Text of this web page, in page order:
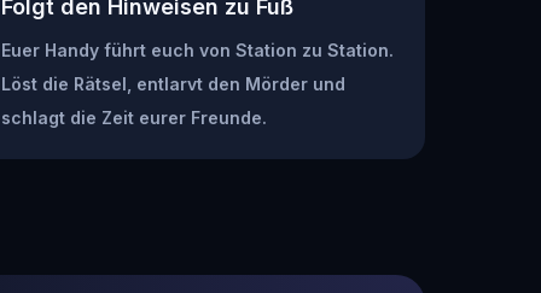
Folgt den Hinweisen zu Fuß
Euer Handy führt euch von Station zu Station.
Löst die Rätsel, entlarvt den Mörder und
schlagt die Zeit eurer Freunde.